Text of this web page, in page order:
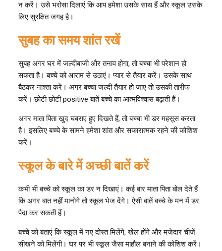
न करें। उसे भरोसा दिलाएं कि आप हमेशा उसके साथ हैं और स्कूल उसके
लिए सुरक्षित जगह है।
सुबह का समय शांत रखें
सुबह अगर घर में जल्दीबाजी और तनाव होगा, तो बच्चा भी परेशान हो
सकता है। बच्चे को आराम से उठाएं। प्यार से तैयार करें। उसके साथ
बैठकर नाश्ता करें। अगर बच्चा जल्दी तैयार हो जाए तो उसकी तारीफ
करें। छोटी छोटी positive बातें बच्चे का आत्मविश्वास बढ़ाती हैं।
अगर माता पिता खुद घबराए हुए दिखते हैं, तो बच्चा भी डर महसूस करता
है। इसलिए बच्चे के सामने हमेशा शांत और सकारात्मक रहने की कोशिश
करें।
स्कूल के बारे में अच्छी बातें करें
कभी भी बच्चे को स्कूल का डर न दिखाएं। कई बार माता पिता बोल देते हैं
कि अगर बात नहीं मानोगे तो स्कूल भेज देंगे। ऐसी बातें बच्चे के मन में डर
पैदा कर सकती हैं।
बच्चे को बताएं कि स्कूल में नए दोस्त मिलेंगे, खेल होंगे और मजेदार चीजें
सीखने को मिलेंगी। घर पर भी स्कूल जैसा माहौल बनाने की कोशिश करें।